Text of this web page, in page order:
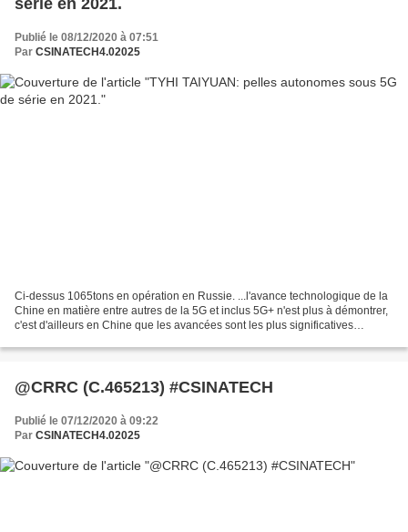
série en 2021.
Publié le 08/12/2020 à 07:51
Par CSINATECH4.02025
Ci-dessus 1065tons en opération en Russie. ...l'avance technologique de la
Chine en matière entre autres de la 5G et inclus 5G+ n'est plus à démontrer,
c'est d'ailleurs en Chine que les avancées sont les plus significatives
@CRRC (C.465213) #CSINATECH
Publié le 07/12/2020 à 09:22
Par CSINATECH4.02025